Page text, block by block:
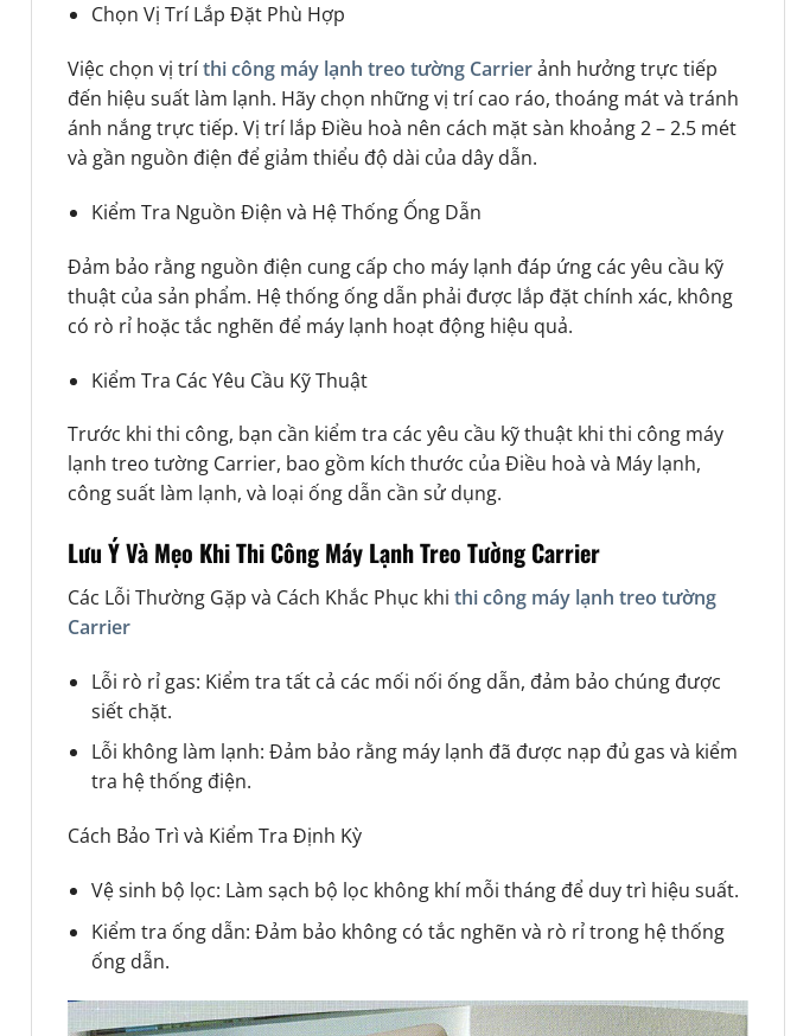
Chọn Vị Trí Lắp Đặt Phù Hợp
Việc chọn vị tríthi công máy lạnh treo tường Carrierảnh hưởng trực tiếp
đến hiệu suất làm lạnh. Hãy chọn những vị trí cao ráo, thoáng mát và tránh
ánh nắng trực tiếp. Vị trí lắp Điều hoà nên cách mặt sàn khoảng 2 – 2.5 mét
và gần nguồn điện để giảm thiểu độ dài của dây dẫn.
Kiểm Tra Nguồn Điện và Hệ Thống Ống Dẫn
Đảm bảo rằng nguồn điện cung cấp cho máy lạnh đáp ứng các yêu cầu kỹ
thuật của sản phẩm. Hệ thống ống dẫn phải được lắp đặt chính xác, không
có rò rỉ hoặc tắc nghẽn để máy lạnh hoạt động hiệu quả.
Kiểm Tra Các Yêu Cầu Kỹ Thuật
Trước khi thi công, bạn cần kiểm tra các yêu cầu kỹ thuật khi thi công máy
lạnh treo tường Carrier, bao gồm kích thước của Điều hoà và Máy lạnh,
công suất làm lạnh, và loại ống dẫn cần sử dụng.
Lưu Ý Và Mẹo Khi Thi CôngMáy Lạnh Treo Tường Carrier
Các Lỗi Thường Gặp và Cách Khắc Phục khi thi công máy lạnh treo tường
Carrier
Lỗi rò rỉ gas: Kiểm tra tất cả các mối nối ống dẫn, đảm bảo chúng được
siết chặt.
Lỗi không làm lạnh: Đảm bảo rằng máy lạnh đã được nạp đủ gas và kiểm
tra hệ thống điện.
Cách Bảo Trì và Kiểm Tra Định Kỳ
Vệ sinh bộ lọc: Làm sạch bộ lọc không khí mỗi tháng để duy trì hiệu suất.
Kiểm tra ống dẫn: Đảm bảo không có tắc nghẽn và rò rỉ trong hệ thống
ống dẫn.